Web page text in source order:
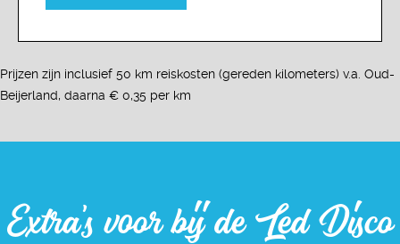
Prijzen zijn inclusief 50 km reiskosten (gereden kilometers) v.a. Oud-
Beijerland, daarna € 0,35 per km
Extra's voor bij de Led Disco